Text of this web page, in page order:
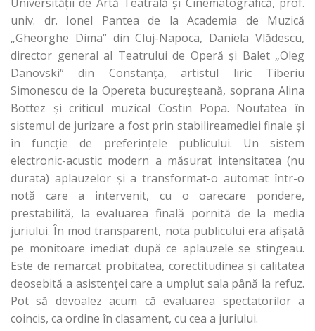
univ. dr. Ionel Pantea de la Academia de Muzică
„Gheorghe Dima“ din Cluj-Napoca, Daniela Vlădescu,
director general al Teatrului de Operă şi Balet „Oleg
Danovski“ din Constanţa, artistul liric Tiberiu
Simonescu de la Opereta bucureşteană, soprana Alina
Bottez şi criticul muzical Costin Popa. Noutatea în
sistemul de jurizare a fost prin stabilireamediei finale şi
în funcţie de preferinţele publicului. Un sistem
electronic-acustic modern a măsurat intensitatea (nu
durata) aplauzelor şi a transformat-o automat într-o
notă care a intervenit, cu o oarecare pondere,
prestabilită, la evaluarea finală pornită de la media
juriului. În mod transparent, nota publicului era afişată
pe monitoare imediat după ce aplauzele se stingeau.
Este de remarcat probitatea, corectitudinea şi calitatea
deosebită a asistenţei care a umplut sala până la refuz.
Pot să devoalez acum că evaluarea spectatorilor a
coincis, ca ordine în clasament, cu cea a juriului.